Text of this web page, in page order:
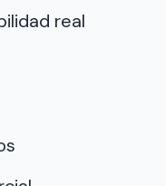
real